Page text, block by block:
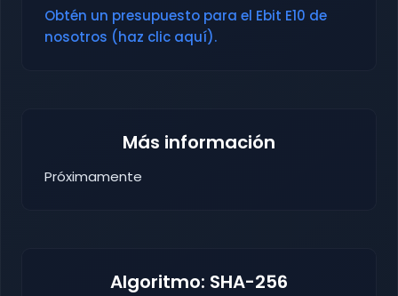
Obtén un presupuesto para el Ebit E10 de
nosotros (haz clic aquí).
Más información
Próximamente
Algoritmo: SHA-256